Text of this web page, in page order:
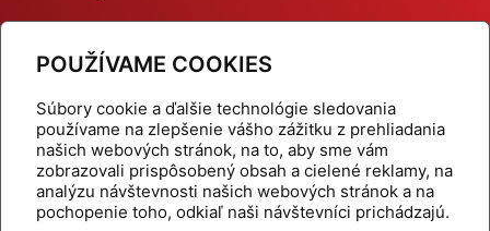
POUŽÍVAME COOKIES
Súbory cookie a ďalšie technológie sledovania
používame na zlepšenie vášho zážitku z prehliadania
našich webových stránok, na to, aby sme vám
zobrazovali prispôsobený obsah a cielené reklamy, na
analýzu návštevnosti našich webových stránok a na
pochopenie toho, odkiaľ naši návštevníci prichádzajú.
Dynamické termostatické ventily
Domov
Produkty
Aktuality
Odber šikovné tipy